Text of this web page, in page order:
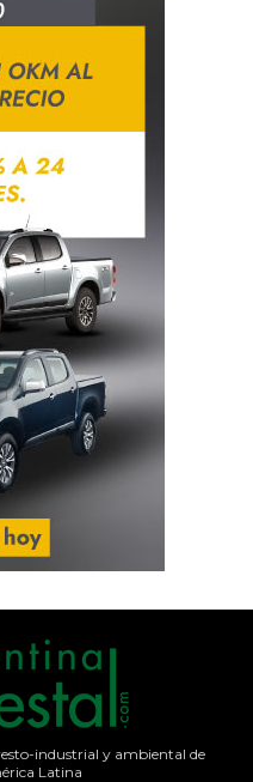
industrial y ambiental de
Latina